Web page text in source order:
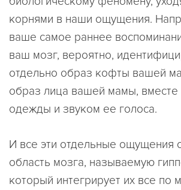
корнями в наши ощущения.
ваше самое раннее
ваш мозг, вероятно,
отдельно образ кофты вашей
образ лица вашей мамы, вместе
одежды и звуком ее голоса.
И все эти отдельные ощущения
область мозга, называемую
который интегрирует их все по